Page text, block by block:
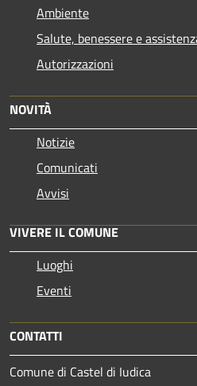
Ambiente
Salute, benessere e
Autorizzazioni
NOVITÀ
Notizie
Comunicati
Avvisi
VIVERE IL COMUNE
Luoghi
Eventi
CONTATTI
Comune di Castel di Iudica